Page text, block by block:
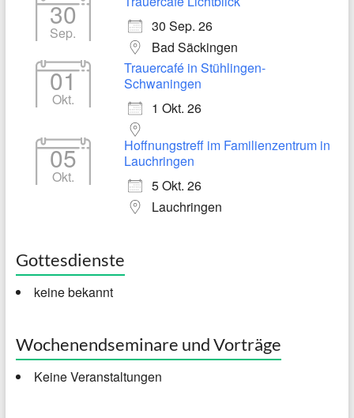
30
Sep.
30 Sep. 26
Bad Säckingen
01
Okt.
Trauercafé in Stühlingen-
Schwaningen
1 Okt. 26
05
Okt.
Hoffnungstreff im Familienzentrum in
Lauchringen
5 Okt. 26
Lauchringen
Gottesdienste
keine bekannt
Wochenendseminare und Vorträge
Keine Veranstaltungen